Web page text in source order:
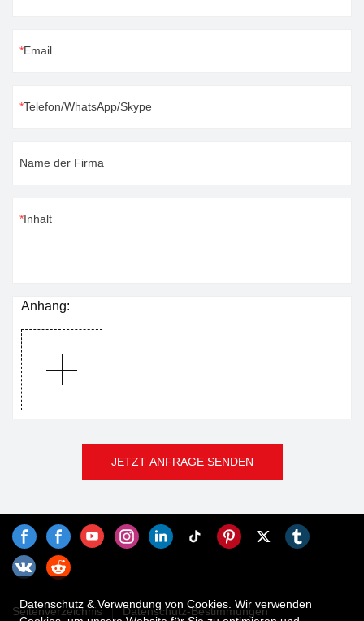
Email
Telefon/WhatsApp/Skype
Name der Firma
Inhalt
Anhang:
JETZT ANFRAGE SENDEN
Seitenverzeichnis Datenschutz-Bestimmungen
Datenschutz & Verwendung von Cookies. Wir verwenden